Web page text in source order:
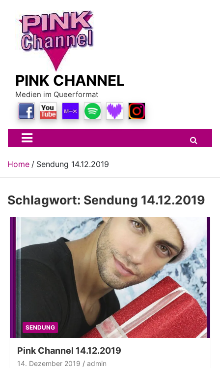
content
PINK CHANNEL
Medien im Queerformat
Home Sendung 14.12.2019
Schlagwort: Sendung 14.12.2019
SENDUNG
Pink Channel 14.12.2019
14. Dezember 2019 admin